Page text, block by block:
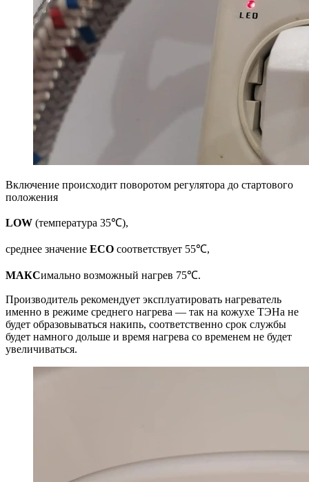
Включение происходит поворотом регулятора до стартового
положения
LOW (температура 35℃),
среднее значение ECO соответствует 55℃,
МАКСимально возможный нагрев 75℃.
Производитель рекомендует эксплуатировать нагреватель
именно в режиме среднего нагрева — так на кожухе ТЭНа не
будет образовываться накипь, соответственно срок службы
будет намного дольше и время нагрева со временем не будет
увеличиваться.